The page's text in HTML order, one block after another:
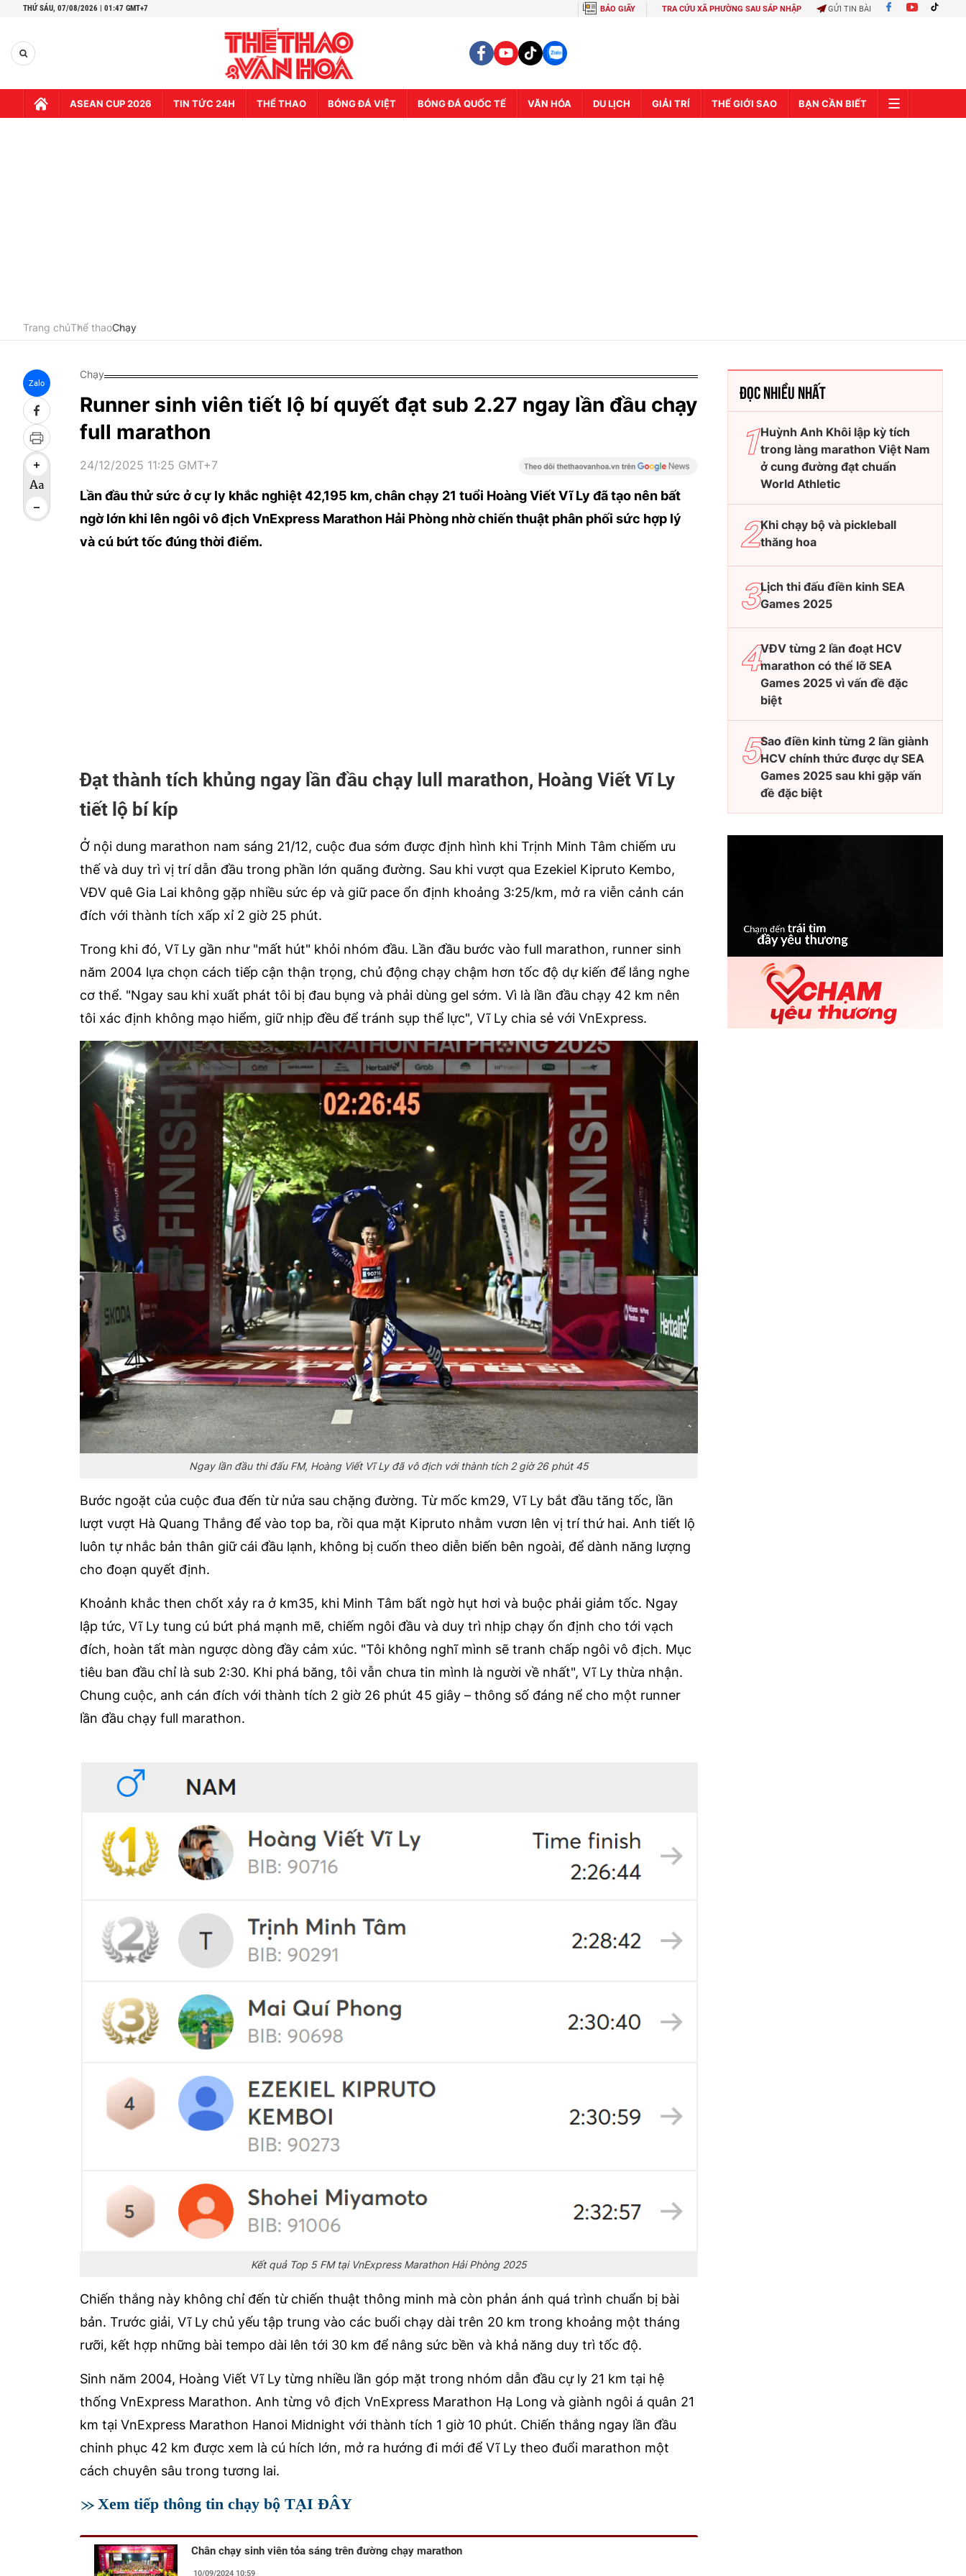
THỨ SÁU, 07/08/2026 | 01:47 GMT+7 BÁO GIẤY TRA CỨU XÃ PHƯỜNG SAU SÁP NHẬP GỬI TIN BÀI
ASEAN CUP 2026 TIN TỨC 24H THỂ THAO BÓNG ĐÁ VIỆT BÓNG ĐÁ QUỐC TẾ VĂN HÓA DU LỊCH GIẢI TRÍ THẾ GIỚI SAO BẠN CẦN BIẾT
Trang chủThể thaoChạy
Zalo
Chạy
Runner sinh viên tiết lộ bí quyết đạt sub 2.27 ngay lần đầu chạy
full marathon
24/12/2025 11:25 GMT+7
Lần đầu thử sức ở cự ly khắc nghiệt 42,195 km, chân chạy 21 tuổi Hoàng Viết Vĩ Ly đã tạo nên bất
ngờ lớn khi lên ngôi vô địch VnExpress Marathon Hải Phòng nhờ chiến thuật phân phối sức hợp lý
và cú bứt tốc đúng thời điểm.
Đạt thành tích khủng ngay lần đầu chạy lull marathon, Hoàng Viết Vĩ Ly
tiết lộ bí kíp
Ở nội dung marathon nam sáng 21/12, cuộc đua sớm được định hình khi Trịnh Minh Tâm chiếm ưu
thế và duy trì vị trí dẫn đầu trong phần lớn quãng đường. Sau khi vượt qua Ezekiel Kipruto Kembo,
VĐV quê Gia Lai không gặp nhiều sức ép và giữ pace ổn định khoảng 3:25/km, mở ra viễn cảnh cán
đích với thành tích xấp xỉ 2 giờ 25 phút.
Trong khi đó, Vĩ Ly gần như "mất hút" khỏi nhóm đầu. Lần đầu bước vào full marathon, runner sinh
năm 2004 lựa chọn cách tiếp cận thận trọng, chủ động chạy chậm hơn tốc độ dự kiến để lắng nghe
cơ thể. "Ngay sau khi xuất phát tôi bị đau bụng và phải dùng gel sớm. Vì là lần đầu chạy 42 km nên
tôi xác định không mạo hiểm, giữ nhịp đều để tránh sụp thể lực", Vĩ Ly chia sẻ với VnExpress.
Ngay lần đầu thi đấu FM, Hoàng Viết Vĩ Ly đã vô địch với thành tích 2 giờ 26 phút 45
Bước ngoặt của cuộc đua đến từ nửa sau chặng đường. Từ mốc km29, Vĩ Ly bắt đầu tăng tốc, lần
lượt vượt Hà Quang Thắng để vào top ba, rồi qua mặt Kipruto nhằm vươn lên vị trí thứ hai. Anh tiết lộ
luôn tự nhắc bản thân giữ cái đầu lạnh, không bị cuốn theo diễn biến bên ngoài, để dành năng lượng
cho đoạn quyết định.
Khoảnh khắc then chốt xảy ra ở km35, khi Minh Tâm bất ngờ hụt hơi và buộc phải giảm tốc. Ngay
lập tức, Vĩ Ly tung cú bứt phá mạnh mẽ, chiếm ngôi đầu và duy trì nhịp chạy ổn định cho tới vạch
đích, hoàn tất màn ngược dòng đầy cảm xúc. "Tôi không nghĩ mình sẽ tranh chấp ngôi vô địch. Mục
tiêu ban đầu chỉ là sub 2:30. Khi phá băng, tôi vẫn chưa tin mình là người về nhất", Vĩ Ly thừa nhận.
Chung cuộc, anh cán đích với thành tích 2 giờ 26 phút 45 giây – thông số đáng nể cho một runner
lần đầu chạy full marathon.
Kết quả Top 5 FM tại VnExpress Marathon Hải Phòng 2025
Chiến thắng này không chỉ đến từ chiến thuật thông minh mà còn phản ánh quá trình chuẩn bị bài
bản. Trước giải, Vĩ Ly chủ yếu tập trung vào các buổi chạy dài trên 20 km trong khoảng một tháng
rưỡi, kết hợp những bài tempo dài lên tới 30 km để nâng sức bền và khả năng duy trì tốc độ.
Sinh năm 2004, Hoàng Viết Vĩ Ly từng nhiều lần góp mặt trong nhóm dẫn đầu cự ly 21 km tại hệ
thống VnExpress Marathon. Anh từng vô địch VnExpress Marathon Hạ Long và giành ngôi á quân 21
km tại VnExpress Marathon Hanoi Midnight với thành tích 1 giờ 10 phút. Chiến thắng ngay lần đầu
chinh phục 42 km được xem là cú hích lớn, mở ra hướng đi mới để Vĩ Ly theo đuổi marathon một
cách chuyên sâu trong tương lai.
Xem tiếp thông tin chạy bộ TẠI ĐÂY
Chân chạy sinh viên tỏa sáng trên đường chạy marathon
10/09/2024 10:59
ĐỌC NHIỀU NHẤT
Huỳnh Anh Khôi lập kỳ tích
trong làng marathon Việt Nam
ở cung đường đạt chuẩn
World Athletic
Khi chạy bộ và pickleball
thăng hoa
Lịch thi đấu điền kinh SEA
Games 2025
VĐV từng 2 lần đoạt HCV
marathon có thể lỡ SEA
Games 2025 vì vấn đề đặc
biệt
Sao điền kinh từng 2 lần giành
HCV chính thức được dự SEA
Games 2025 sau khi gặp vấn
đề đặc biệt